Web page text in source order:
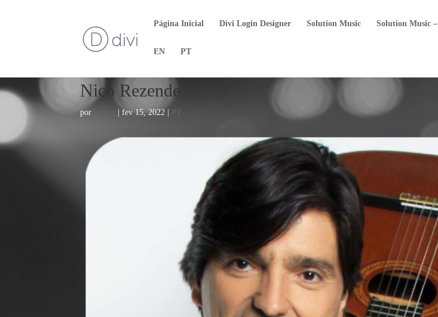
Página Inicial Divi Login Designer Solution Music Solution Music
EN PT
Nico Rezende
por |fev 15, 2022